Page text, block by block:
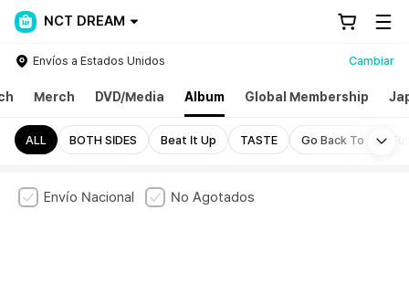
NCT DREAM
Envíos a Estados Unidos Cambiar
Merch DVD/Media Album Global Membership
ALL BOTH SIDES Beat It Up TASTE Go Back To The
Envío Nacional No Agotados